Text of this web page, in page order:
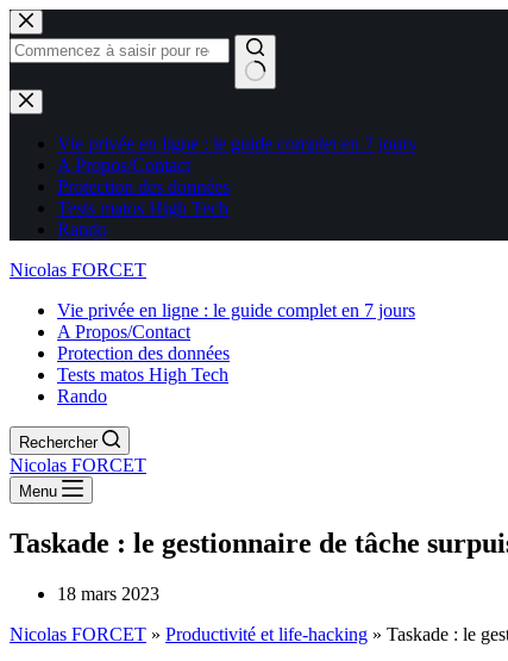
Aucun
résultat
Vie privée en ligne : le guide complet en 7 jours
A Propos/Contact
Protection des données
Tests matos High Tech
Rando
Nicolas FORCET
Vie privée en ligne : le guide complet en 7 jours
A Propos/Contact
Protection des données
Tests matos High Tech
Rando
Rechercher
Nicolas FORCET
Menu
Taskade : le gestionnaire de tâche
18 mars 2023
Nicolas FORCET » Productivité et life-hacking » Taskade : le